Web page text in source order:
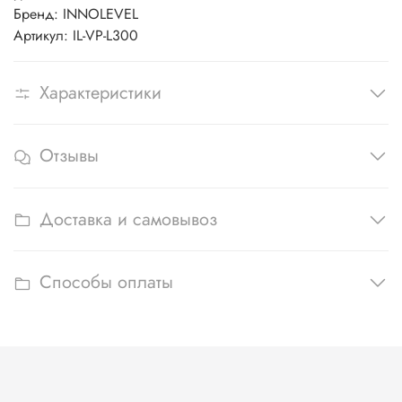
Бренд: INNOLEVEL
Артикул: IL-VP-L300
Характеристики
Отзывы
Доставка и самовывоз
Способы оплаты